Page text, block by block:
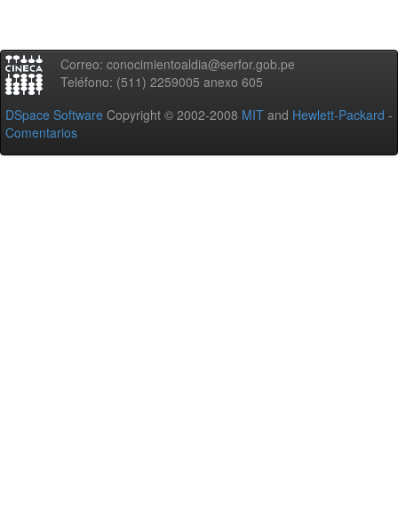
Correo: conocimientoaldia@serfor.gob.pe
Teléfono: (511) 2259005 anexo 605
DSpace Software Copyright © 2002-2008 MIT and Hewlett-Packard -
Comentarios